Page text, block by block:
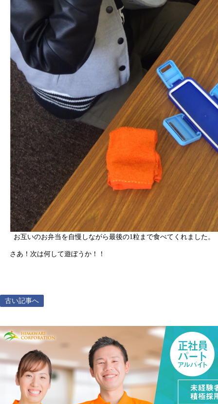
お互いのお弁当を自慢しながら最後の1粒まで食べてくれました。
さあ！次は何して遊ぼうか！！
古い記事へ